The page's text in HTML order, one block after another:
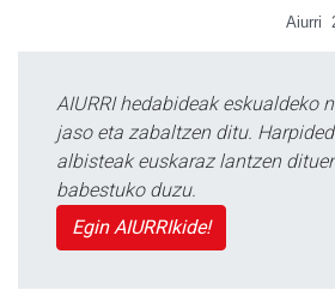
Aiurri
AIURRI hedabideak eskualdeko
jaso eta zabaltzen ditu.
albisteak euskaraz lantzen
babestuko duzu.
Egin AIURRIkide!